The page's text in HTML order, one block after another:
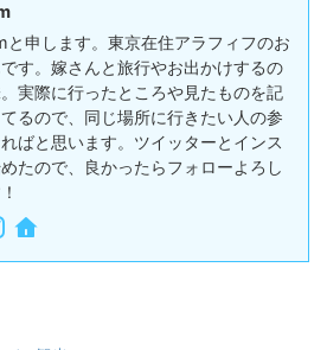
と申します。東京在住アラフィフのお
す。嫁さんと旅行やお出かけするの
実際に行ったところや見たものを記
るので、同じ場所に行きたい人の参
ばと思います。ツイッターとインス
たので、良かったらフォローよろし